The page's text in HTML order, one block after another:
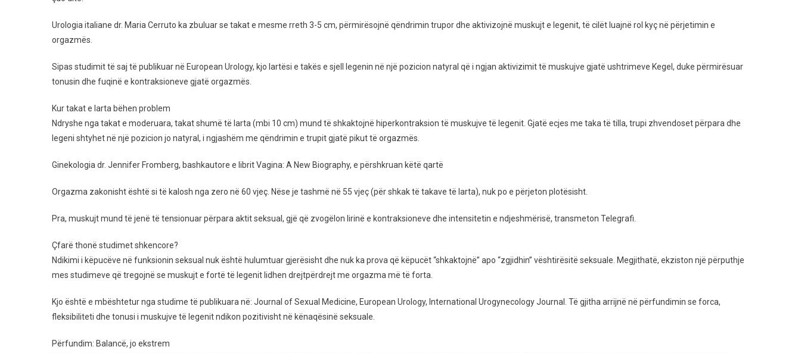
Mund
Këpucët
Urologia italiane dr. Maria Cerruto ka zbuluar se takat e mesme rreth 3-5 cm, përmirësojnë qëndrimin trupor dhe aktivizojnë muskujt e legenit, të cilët luajnë rol kyç në përjetimin e
orgazmës.
Sipas studimit të saj të publikuar në European Urology, kjo lartësi e takës e sjell legenin në një pozicion natyral që i ngjan aktivizimit të muskujve gjatë ushtrimeve Kegel, duke përmirësuar
tonusin dhe fuqinë e kontraksioneve gjatë orgazmës.
Kur takat e larta bëhen problem
Ndryshe nga takat e moderuara, takat shumë të larta (mbi 10 cm) mund të shkaktojnë hiperkontraksion të muskujve të legenit. Gjatë ecjes me taka të tilla, trupi zhvendoset përpara dhe
legeni shtyhet në një pozicion jo natyral, i ngjashëm me qëndrimin e trupit gjatë pikut të orgazmës.
Ginekologia dr. Jennifer Fromberg, bashkautore e librit Vagina: A New Biography, e përshkruan këtë qartë
Orgazma zakonisht është si të kalosh nga zero në 60 vjeç. Nëse je tashmë në 55 vjeç (për shkak të takave të larta), nuk po e përjeton plotësisht.
Pra, muskujt mund të jenë të tensionuar përpara aktit seksual, gjë që zvogëlon lirinë e kontraksioneve dhe intensitetin e ndjeshmërisë, transmeton Telegrafi.
Çfarë thonë studimet shkencore?
Ndikimi i këpucëve në funksionin seksual nuk është hulumtuar gjerësisht dhe nuk ka prova që këpucët “shkaktojnë” apo “zgjidhin” vështirësitë seksuale. Megjithatë, ekziston një përputhje
mes studimeve që tregojnë se muskujt e fortë të legenit lidhen drejtpërdrejt me orgazma më të forta.
Kjo është e mbështetur nga studime të publikuara në: Journal of Sexual Medicine, European Urology, International Urogynecology Journal. Të gjitha arrijnë në përfundimin se forca,
fleksibiliteti dhe tonusi i muskujve të legenit ndikon pozitivisht në kënaqësinë seksuale.
Përfundim: Balancë, jo ekstrem